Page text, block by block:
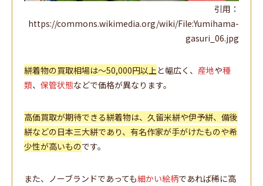
引用：
https://commons.wikimedia.org/wiki/File:Yumihama-
gasuri_06.jpg
絣着物の買取相場は～50,000円以上と幅広く、 産地や種
類、 保管状態などで価格が異なります。
高価買取が期待できる絣着物は、久留米絣や伊予絣、備後
絣などの日本三大絣であり、有名作家が手がけたものや希
少性が高いものです。
また、ノーブランドであっても細かい絵柄であれば稀に高